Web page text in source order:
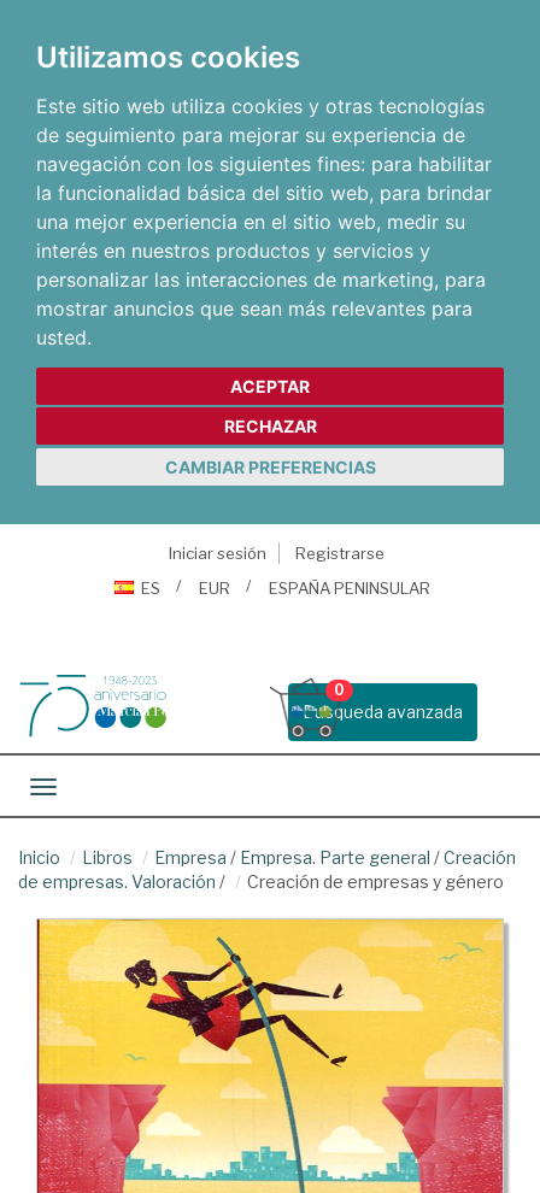
Utilizamos cookies
Este sitio web utiliza cookies y otras tecnologías
de seguimiento para mejorar su experiencia de
navegación con los siguientes fines: para habilitar
la funcionalidad básica del sitio web, para brindar
una mejor experiencia en el sitio web, medir su
interés en nuestros productos y servicios y
personalizar las interacciones de marketing, para
mostrar anuncios que sean más relevantes para
usted.
ACEPTAR
RECHAZAR
CAMBIAR PREFERENCIAS
Iniciar sesión
Registrarse
ES
EUR ESPAÑA PENINSULAR
Busqueda avanzada
0
Toggle navigation
Inicio Libros Empresa / Empresa. Parte general /Creación
de empresas. Valoración / Creación de empresas y género